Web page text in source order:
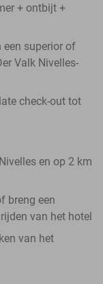
+ ontbijt +
een superior of
Valk Nivelles-
check-out tot
en op 2 km
breng een
van het hotel
van het